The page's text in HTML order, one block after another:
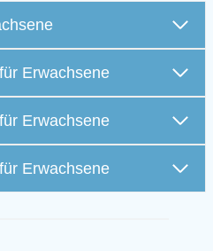
Erwachsene
Erwachsene
Erwachsene